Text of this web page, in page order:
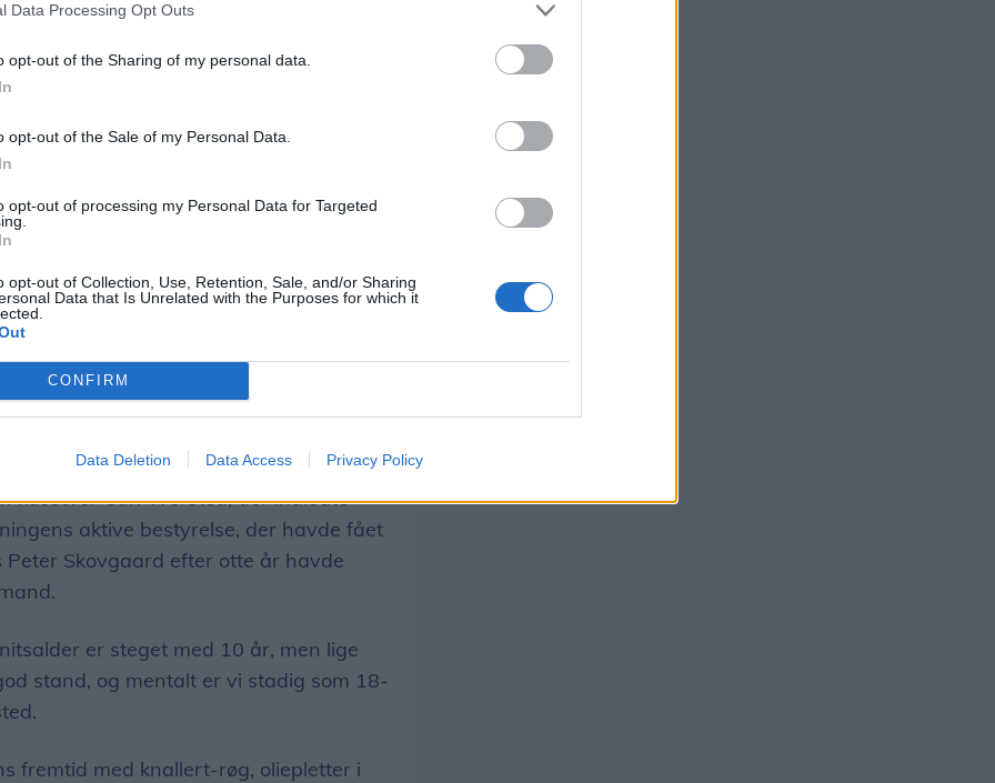
Data Processing Opt Outs
opt-out of the Sharing of my personal data.
opt-out of the Sale of my Personal Data.
opt-out of processing my Personal Data for Targeted
opt-out of Collection, Use, Retention, Sale, and/or Sharing
Data that Is Unrelated with the Purposes for which it
CONFIRM
Data Deletion Data Access Privacy Policy
kasserer Carl Tversted, der indledte
aktive bestyrelse, der havde fået
Skovgaard efter otte år havde
er steget med 10 år, men lige
stand, og mentalt er vi stadig som 18-
fremtid med knallert-røg, oliepletter i